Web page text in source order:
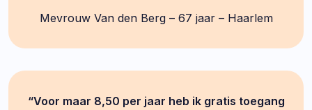
Mevrouw Van den Berg – 67 jaar – Haarlem
“Voor maar 8,50 per jaar heb ik gratis toegang